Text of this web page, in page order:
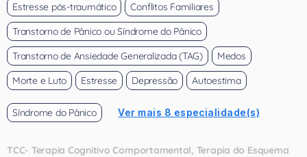
Estresse pós-traumático
Conflitos Familiares
Transtorno de Pânico ou Síndrome do Pânico
Transtorno de Ansiedade Generalizada (TAG)
Medos
Morte e Luto
Estresse Depressão Autoestima
Síndrome do Pânico Ver mais 8 especialidade(s)
TCC- Terapia Cognitivo Comportamental Terapia do Esquema